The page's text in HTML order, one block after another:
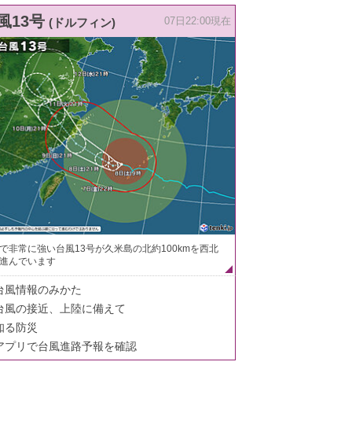
13号 (ドルフィン) 07日22:00現在
非常に強い台風13号が久米島の北約100kmを西北
んでいます
風情報のみかた
風の接近、上陸に備えて
る防災
プリで台風進路予報を確認